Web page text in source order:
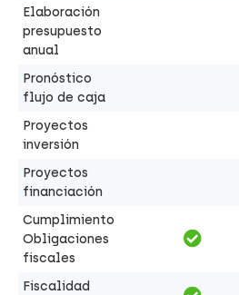
Elaboración
presupuesto
anual
Pronóstico
flujo de caja
Proyectos
inversión
Proyectos
financiación
Cumplimiento
Obligaciones
fiscales
Fiscalidad